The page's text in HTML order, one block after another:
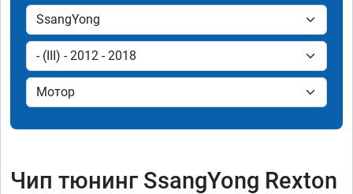
Чип тюнинг SsangYong Rexton